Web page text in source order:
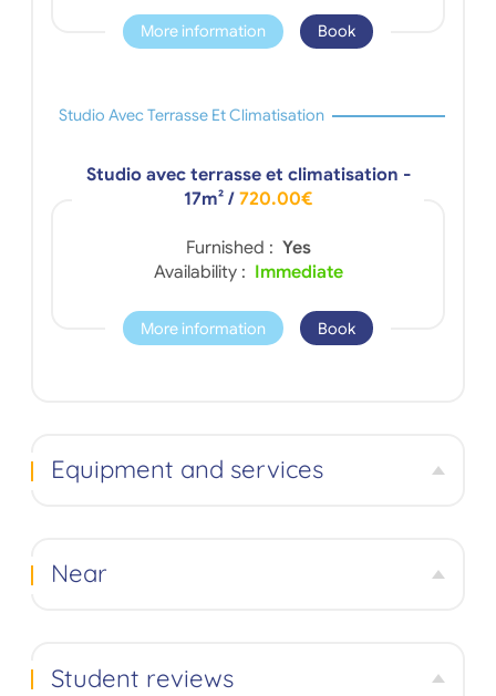
More information Book
Studio Avec Terrasse Et Climatisation
Studio avec terrasse et climatisation -
17m² / 720.00€
Furnished : Yes
Availability : Immediate
More information Book
Equipment and services
Near
Student reviews